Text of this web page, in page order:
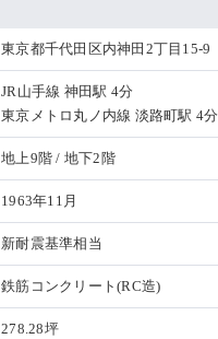
東京都千代田区内神田2丁目15-9
JR山手線 神田駅 4分
東京メトロ丸ノ内線 淡路町駅 4分
地上9階 / 地下2階
1963年11月
新耐震基準相当
鉄筋コンクリート(RC造)
278.28坪